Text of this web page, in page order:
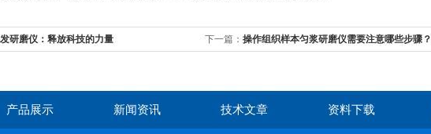
研磨仪：释放科技的力量 下一篇： 操作组织样本匀浆研磨仪需要注意哪些步骤？
产品展示 新闻资讯 技术文章 资料下载